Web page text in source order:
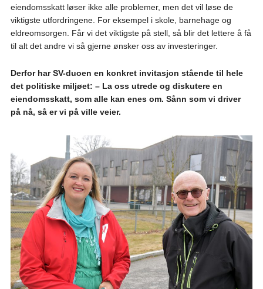
eiendomsskatt løser ikke alle problemer, men det vil løse de
viktigste utfordringene. For eksempel i skole, barnehage og
eldreomsorgen. Får vi det viktigste på stell, så blir det lettere å få
til alt det andre vi så gjerne ønsker oss av investeringer.
Derfor har SV-duoen en konkret invitasjon stående til hele
det politiske miljøet: – La oss utrede og diskutere en
eiendomsskatt, som alle kan enes om. Sånn som vi driver
på nå, så er vi på ville veier.